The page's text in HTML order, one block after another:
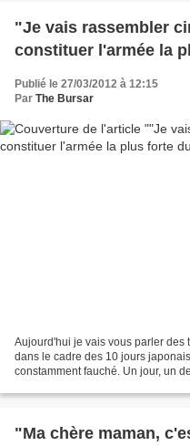
"Je vais rassembler
constituer l'armée la
Publié le 27/03/2012 à 12:15
Par The Bursar
Aujourd'hui je vais vous parler des
dans le cadre des 10 jours
constamment fauché. Un jour, un
"Ma chère maman,